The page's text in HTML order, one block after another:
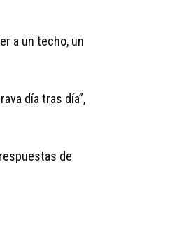
a un techo, un
día tras día”,
de